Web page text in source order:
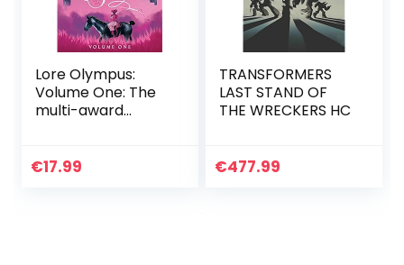
Lore Olympus:
Volume One: The
multi-award
Webtoon series
€17.99
TRANSFORMERS
LAST STAND OF
THE WRECKERS HC
€477.99